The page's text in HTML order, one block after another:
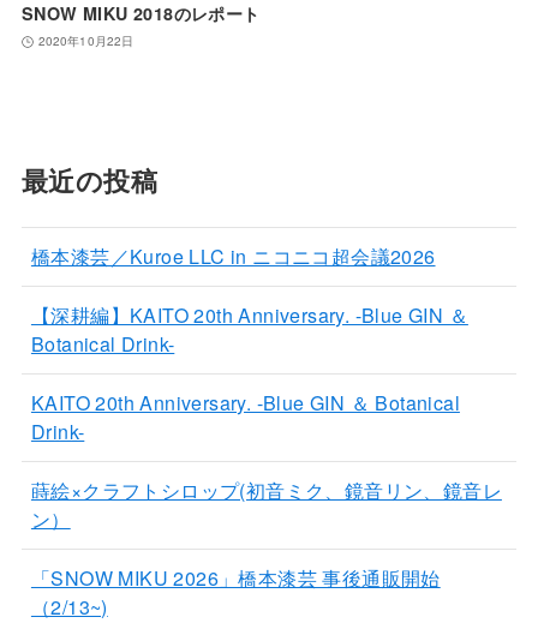
SNOW MIKU 2018のレポート
2020年10月22日
最近の投稿
橋本漆芸／Kuroe LLC in ニコニコ超会議2026
【深耕編】KAITO 20th Anniversary. -Blue GIN ＆
Botanical Drink-
KAITO 20th Anniversary. -Blue GIN ＆ Botanical
Drink-
蒔絵×クラフトシロップ(初音ミク、鏡音リン、鏡音レ
ン）
「SNOW MIKU 2026」橋本漆芸 事後通販開始
（2/13~)